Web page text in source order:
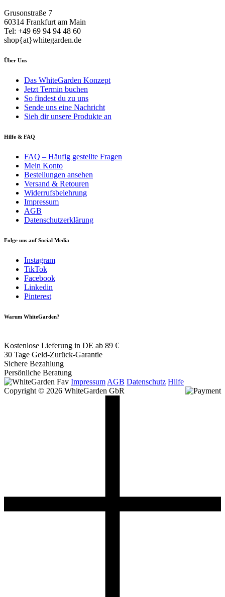
Grusonstraße 7
60314 Frankfurt am Main
Tel: +49 69 94 94 48 60
shop{at}whitegarden.de
Über Uns
Das WhiteGarden Konzept
Jetzt Termin buchen
So findest du zu uns
Sende uns eine Nachricht
Sieh dir unsere Produkte an
Hilfe & FAQ
FAQ – Häufig gestellte Fragen
Mein Konto
Bestellungen ansehen
Versand & Retouren
Widerrufsbelehrung
Impressum
AGB
Datenschutzerklärung
Folge uns auf Social Media
Instagram
TikTok
Facebook
Linkedin
Pinterest
Warum WhiteGarden?
Kostenlose Lieferung in DE ab 89 €
30 Tage Geld-Zurück-Garantie
Sichere Bezahlung
Persönliche Beratung
Impressum AGB Datenschutz Hilfe
Copyright © 2026 WhiteGarden GbR